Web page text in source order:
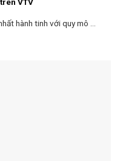
hành tinh với quy mô ...